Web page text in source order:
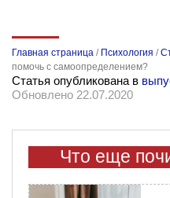
Главная страница / Психология /
помочь с самоопределением?
Статья опубликована в
Обновлено 22.07.2020
Что еще